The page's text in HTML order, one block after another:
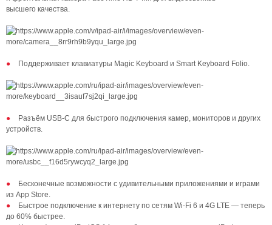
высшего качества.
Поддерживает клавиатуры Magic Keyboard и Smart Keyboard Folio.
Разъём USB‑C для быстрого подключения камер, мониторов и других
устройств.
Бесконечные возможности с удивительными приложениями и играми
из App Store.
Быстрое подключение к интернету по сетям Wi‑Fi 6 и 4G LTE — теперь
до 60% быстрее.